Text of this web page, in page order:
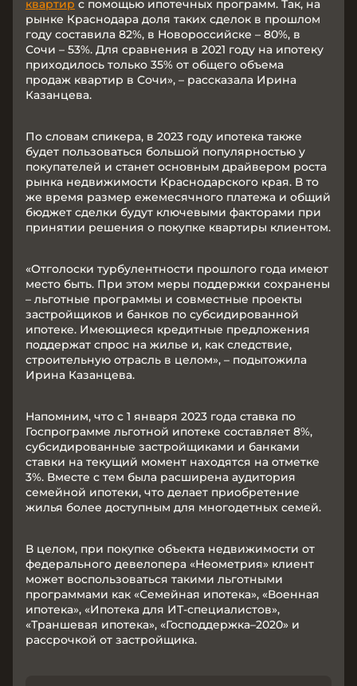
квартир с помощью ипотечных программ. Так, на
рынке Краснодара доля таких сделок в прошлом
году составила 82%, в Новороссийске – 80%, в
Сочи – 53%. Для сравнения в 2021 году на ипотеку
приходилось только 35% от общего объема
продаж квартир в Сочи», – рассказала Ирина
Казанцева.
По словам спикера, в 2023 году ипотека также
будет пользоваться большой популярностью у
покупателей и станет основным драйвером роста
рынка недвижимости Краснодарского края. В то
же время размер ежемесячного платежа и общий
бюджет сделки будут ключевыми факторами при
принятии решения о покупке квартиры клиентом.
«Отголоски турбулентности прошлого года имеют
место быть. При этом меры поддержки сохранены
– льготные программы и совместные проекты
застройщиков и банков по субсидированной
ипотеке. Имеющиеся кредитные предложения
поддержат спрос на жилье и, как следствие,
строительную отрасль в целом», – подытожила
Ирина Казанцева.
Напомним, что с 1 января 2023 года ставка по
Госпрограмме льготной ипотеке составляет 8%,
субсидированные застройщиками и банками
ставки на текущий момент находятся на отметке
3%. Вместе с тем была расширена аудитория
семейной ипотеки, что делает приобретение
жилья более доступным для многодетных семей.
В целом, при покупке объекта недвижимости от
федерального девелопера «Неометрия» клиент
может воспользоваться такими льготными
программами как «Семейная ипотека», «Военная
ипотека», «Ипотека для ИТ-специалистов»,
«Траншевая ипотека», «Господдержка–2020» и
рассрочкой от застройщика.